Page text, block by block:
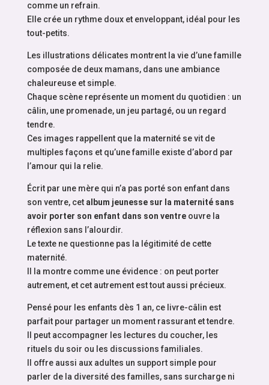
comme un refrain.
Elle crée un rythme doux et enveloppant, idéal pour les
tout-petits.
Les illustrations délicates montrent la vie d’une famille
composée de deux mamans, dans une ambiance
chaleureuse et simple.
Chaque scène représente un moment du quotidien : un
câlin, une promenade, un jeu partagé, ou un regard
tendre.
Ces images rappellent que la maternité se vit de
multiples façons et qu’une famille existe d’abord par
l’amour qui la relie.
Écrit par une mère qui n’a pas porté son enfant dans
son ventre, cet album jeunesse sur la maternité sans
avoir porter son enfant dans son ventreouvre la
réflexion sans l’alourdir.
Le texte ne questionne pas la légitimité de cette
maternité.
Il la montre comme une évidence : on peut porter
autrement, et cet autrement est tout aussi précieux.
Pensé pour les enfants dès 1 an, ce livre-câlin est
parfait pour partager un moment rassurant et tendre.
Il peut accompagner les lectures du coucher, les
rituels du soir ou les discussions familiales.
Il offre aussi aux adultes un support simple pour
parler de la diversité des familles, sans surcharge ni